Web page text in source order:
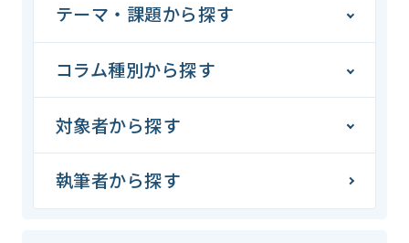
テーマ・課題から探す
コラム種別から探す
対象者から探す
執筆者から探す